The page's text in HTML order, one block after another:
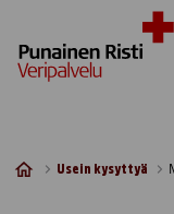
Usein kysyttyä